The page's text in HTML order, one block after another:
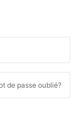
de passe oublié?